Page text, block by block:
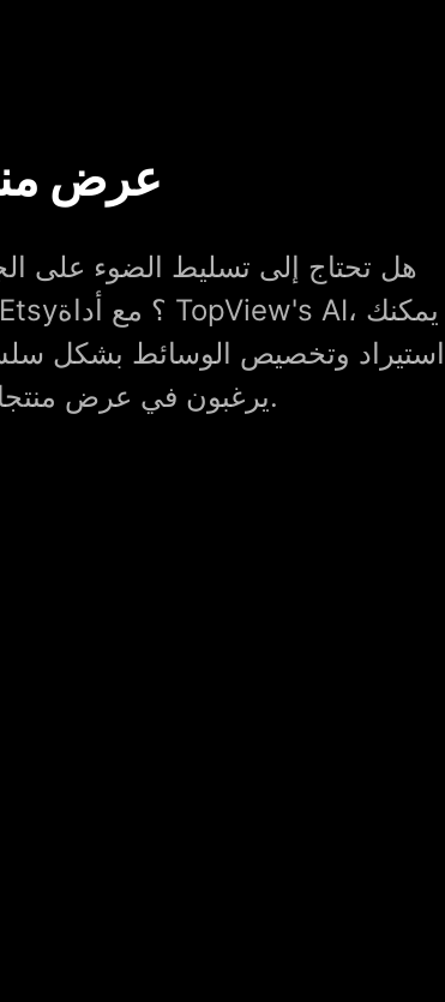
عرض
هل تحتاج إلى تسليط الضوء على
استيراد وتخصيص الوسائط بشكل
يرغبون في عرض منتجاتهم بأكثر الطرق جاذبية.